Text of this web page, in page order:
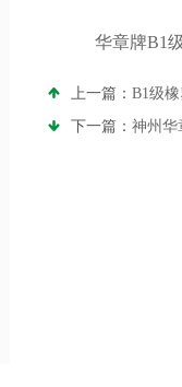
华章牌B1
上一篇： B1级
下一篇： 神州华